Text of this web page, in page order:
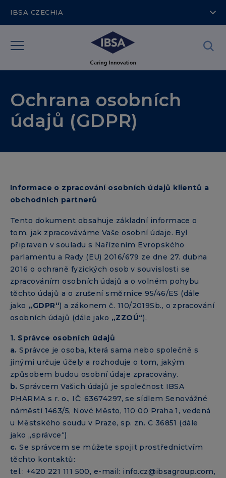
IBSA CZECHIA
Ochrana osobních
údajů (GDPR)
Informace o zpracování osobních údajů klientů a
obchodních partnerů
Tento dokument obsahuje základní informace o
tom, jak zpracováváme Vaše osobní údaje. Byl
připraven v souladu s Nařízením Evropského
parlamentu a Rady (EU) 2016/679 ze dne 27. dubna
2016 o ochraně fyzických osob v souvislosti se
zpracováním osobních údajů a o volném pohybu
těchto údajů a o zrušení směrnice 95/46/ES (dále
jako „GDPR“) a zákonem č. 110/2019Sb., o zpracování
osobních údajů (dále jako „ZZOÚ“).
1. Správce osobních údajů
a. Správce je osoba, která sama nebo společně s
jinými určuje účely a rozhoduje o tom, jakým
způsobem budou osobní údaje zpracovány.
b. Správcem Vašich údajů je společnost IBSA
PHARMA s r. o., IČ: 63674297, se sídlem Senovážné
náměstí 1463/5, Nové Město, 110 00 Praha 1, vedená
u Městského soudu v Praze, sp. zn. C 36851 (dále
jako „správce“)
c. Se správcem se můžete spojit prostřednictvím
těchto kontaktů:
tel.: +420 221 111 500, e-mail: info.cz@ibsagroup.com,